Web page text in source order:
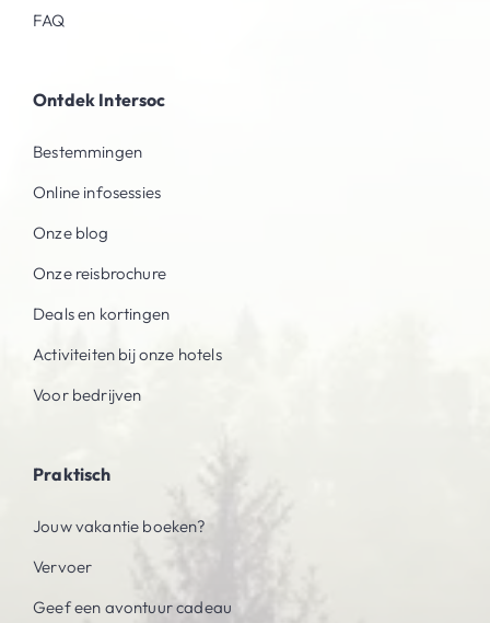
FAQ
Ontdek Intersoc
Bestemmingen
Online infosessies
Onze blog
Onze reisbrochure
Deals en kortingen
Activiteiten bij onze hotels
Voor bedrijven
Praktisch
Jouw vakantie boeken?
Vervoer
Geef een avontuur cadeau